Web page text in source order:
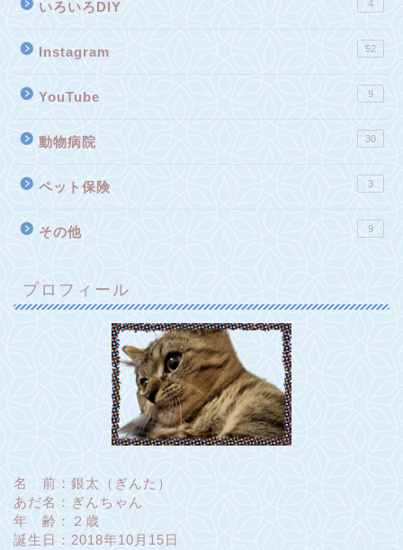
いろいろDIY 4
Instagram 52
YouTube 9
動物病院 30
ペット保険 3
その他 9
プロフィール
名 前：銀太（ぎんた）
あだ名：ぎんちゃん
年 齢：２歳
誕生日：2018年10月15日